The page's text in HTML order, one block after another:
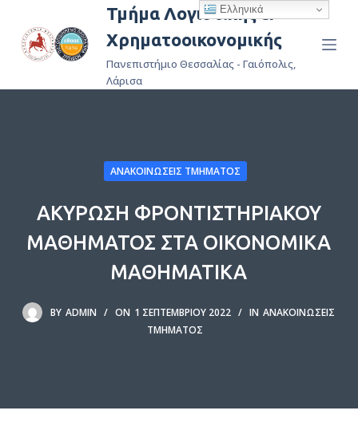
ε
ε
Τμήμα Λογιστικής &
Χρηματοοικονομικής
Πανεπιστήμιο Θεσσαλίας - Γαιόπολις,
Λάρισα
ΑΝΑΚΟΙΝΏΣΕΙΣ ΤΜΉΜΑΤΟΣ
ΑΚΥΡΩΣΗ ΦΡΟΝΤΙΣΤΗΡΙΑΚΟΥ
ΜΑΘΗΜΑΤΟΣ ΣΤΑ ΟΙΚΟΝΟΜΙΚΑ
ΜΑΘΗΜΑΤΙΚΑ
BY ADMIN ON 1 ΣΕΠΤΕΜΒΡΊΟΥ 2022 IN ΑΝΑΚΟΙΝΏΣΕΙΣ
ΤΜΉΜΑΤΟΣ
Ελληνικά